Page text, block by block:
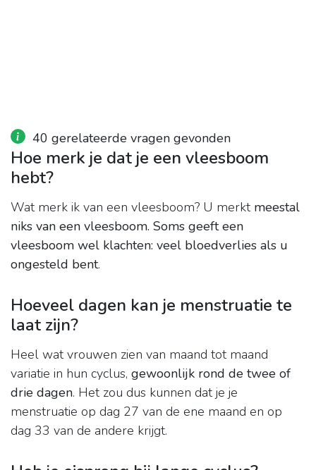
40 gerelateerde vragen gevonden
Hoe merk je dat je een vleesboom
hebt?
Wat merk ik van een vleesboom? U merkt meestal
niks van een vleesboom. Soms geeft een
vleesboom wel klachten: veel bloedverlies als u
ongesteld bent.
Hoeveel dagen kan je menstruatie te
laat zijn?
Heel wat vrouwen zien van maand tot maand
variatie in hun cyclus, gewoonlijk rond de twee of
drie dagen. Het zou dus kunnen dat je je
menstruatie op dag 27 van de ene maand en op
dag 33 van de andere krijgt.